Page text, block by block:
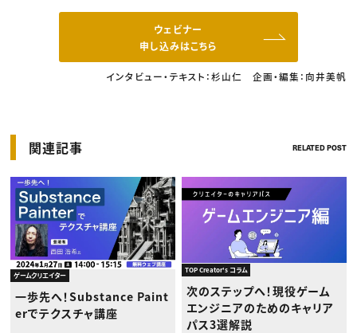
ウェビナー
申し込みはこちら
インタビュー・テキスト：杉山仁 企画・編集：向井美帆
関連記事 RELATED POST
ゲームクリエイター
一歩先へ！Substance Paint
erでテクスチャ講座
TOP Creator's コラム
次のステップへ！現役ゲーム
エンジニアのためのキャリア
パス3選解説